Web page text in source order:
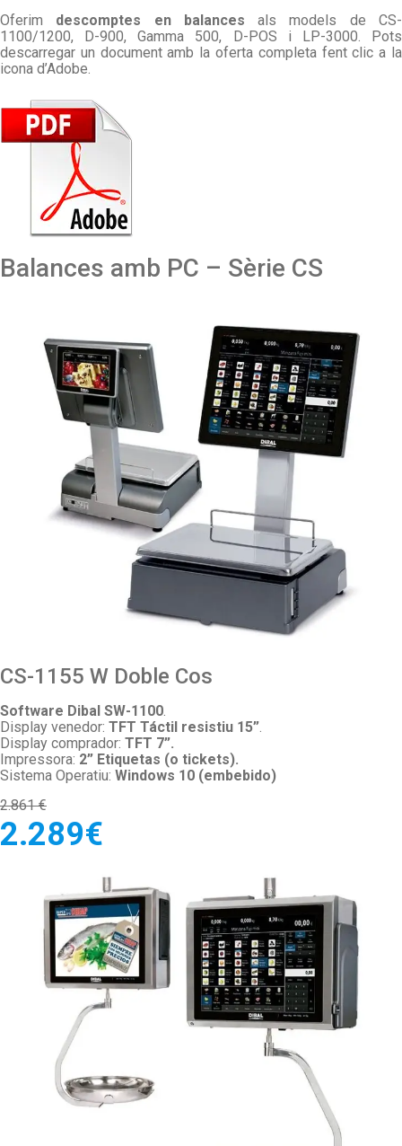
Oferim descomptes en balances als models de CS-
1100/1200, D-900, Gamma 500, D-POS i LP-3000. Pots
descarregar un document amb la oferta completa fent clic a la
icona d’Adobe.
Balances amb PC – Sèrie CS
CS-1155 W Doble Cos
Software Dibal SW-1100.
Display venedor: TFT Táctil resistiu 15”.
Display comprador: TFT 7”.
Impressora: 2” Etiquetas (o tickets).
Sistema Operatiu: Windows 10 (embebido)
2.861 €
2.289€